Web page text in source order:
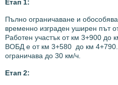
Етап 1:
Пълно ограничаване и
временно изграден уширен път
Работен участък от км 3+900 до
ВОБД е от км 3+580 до км
ограничава до 30 км/ч.
Етап 2: